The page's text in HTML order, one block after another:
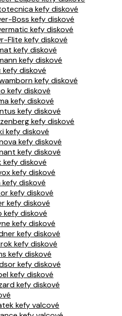
kefy diskové
Boss kefy diskové
kefy diskové
Flite kefy diskové
kefy diskové
kefy diskové
kefy diskové
kefy diskové
kefy diskové
kefy diskové
kefy diskové
kefy diskové
kefy diskové
kefy diskové
kefy diskové
kefy diskové
kefy diskové
kefy diskové
kefy diskové
kefy diskové
kefy diskové
kefy diskové
kefy diskové
kefy diskové
kefy diskové
kefy diskové
kefy diskové
kefy diskové
kefy valcové